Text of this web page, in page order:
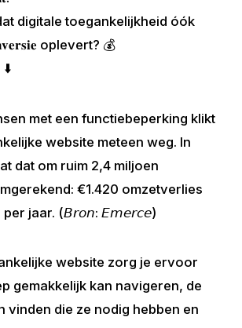
digitale toegankelijkheid óók
oplevert? 💰
⬇️
met een functiebeperking klikt
website meteen weg. In
dat om ruim 2,4 miljoen
€1.420 omzetverlies
jaar. (𝘉𝘳𝘰𝘯: 𝘌𝘮𝘦𝘳𝘤𝘦)
website zorg je ervoor
gemakkelijk kan navigeren, de
vinden die ze nodig hebben en